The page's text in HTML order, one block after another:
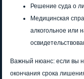
Решение суда о
Медицинская
алкогольное или
Важный нюанс: если вы
окончания срока